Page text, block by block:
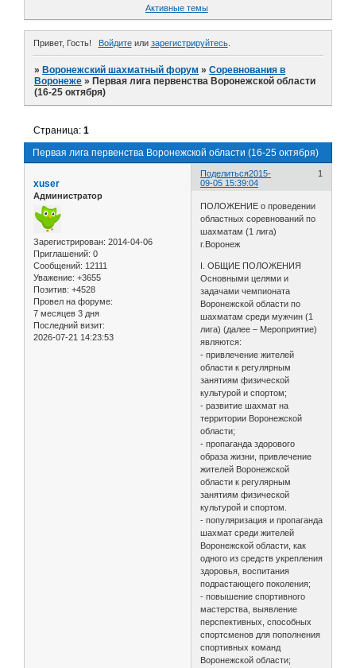
Активные темы
Привет, Гость! Войдитеили зарегистрируйтесь.
»Воронежский шахматный форум »Соревнования в
Воронеже »Первая лига первенства Воронежской области
(16-25 октября)
Первая лига первенства Воронежской области (16-25 октября)
Страница:1
Поделиться 1
2015-
09-05 15:39:04
xuser
Администратор
Зарегистрирован: 2014-04-06
Приглашений: 0
Сообщений: 12111
Уважение: +3655
Позитив: +4528
Провел на форуме:
7 месяцев 3 дня
Последний визит:
2026-07-21 14:23:53
ПОЛОЖЕНИЕ о проведении
областных соревнований по
шахматам (1 лига)
г.Воронеж
I. ОБЩИЕ ПОЛОЖЕНИЯ
Основными целями и
задачами чемпионата
Воронежской области по
шахматам среди мужчин (1
лига) (далее – Мероприятие)
являются:
- привлечение жителей
области к регулярным
занятиям физической
культурой и спортом;
- развитие шахмат на
территории Воронежской
области;
- пропаганда здорового
образа жизни, привлечение
жителей Воронежской
области к регулярным
занятиям физической
культурой и спортом.
- популяризация и пропаганда
шахмат среди жителей
Воронежской области, как
одного из средств укрепления
здоровья, воспитания
подрастающего поколения;
- повышение спортивного
мастерства, выявление
перспективных, способных
спортсменов для пополнения
спортивных команд
Воронежской области;